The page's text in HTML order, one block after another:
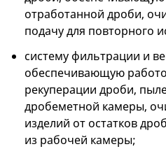
отработанной дроби,
подачу для повторного
систему фильтрации и
обеспечивающую
рекуперации дроби,
дробеметной камеры,
изделий от остатков
из рабочей камеры;